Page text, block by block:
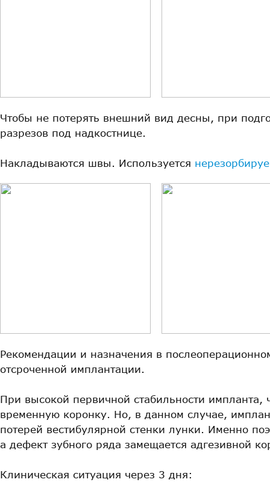
Чтобы не потерять внешний вид десны, при
разрезов под надкостнице.
Накладываются швы. Используется
Рекомендации и назначения в
отсроченной имплантации.
При высокой первичной стабильности
временную коронку. Но, в данном случае,
потерей вестибулярной стенки лунки. Именно
а дефект зубного ряда замещается адгезивной
Клиническая ситуация через 3 дня: